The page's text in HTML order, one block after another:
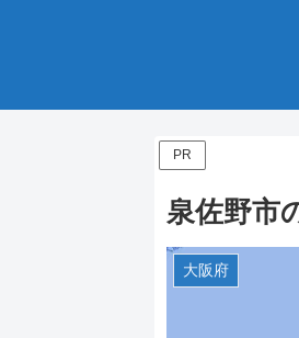
PR
泉佐野市
大阪府